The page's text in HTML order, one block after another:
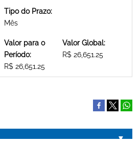
Tipo do Prazo:
Mês
Valor para o
Período:
R$ 26,651.25
Valor Global:
R$ 26,651.25